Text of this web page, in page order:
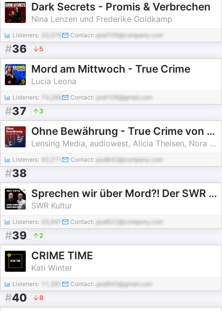
Dark Secrets - Promis & Verbrechen
Nina Lenzen und Frederike Goldkamp
Listeners: Contact: pod709@company.com
#36 5
Mord am Mittwoch - True Crime
Lucia Leona
Listeners: Contact: pod108@gmail.com
#37 3
Ohne Bewährung - True Crime von hier
Lensing Media, audiowest, Alicia Theisen, Nora Varga, Martin von Braunschweig, Jörn Hartwich
Listeners: 45,271 Contact: pod842@company.com
#38
Sprechen wir über Mord?! Der SWR Kultur True Crime Podcast
SWR Kultur
Listeners: 33,947 Contact: pod922@company.com
#39 2
CRIME TIME
Kati Winter
Listeners: Contact: pod940@gmail.com
#40 8